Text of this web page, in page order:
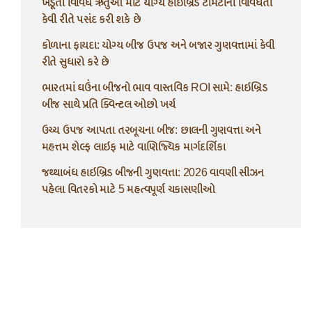
કેવી રીતે પસંદ કરી શકે છે
કોળાના ફાયદા: યોગ્ય બીજ ઉપજ અને બજાર ગુણવત્તામાં કેવી
રીતે સુધારો કરે છે
ભારતમાં ઘઉંના બીજનો ભાવ વાસ્તવિક ROI સામે: હાઇબ્રિડ
બીજ સાથે પ્રતિ ક્વિન્ટલ ઓછો ખર્ચ
ઉચ્ચ ઉપજ આપતા તરબૂચના બીજ: છાલની ગુણવત્તા અને
મહત્તમ શેલ્ફ લાઇફ માટે વાણિજ્યિક માર્ગદર્શિકા
જથ્થાબંધ હાઇબ્રિડ બીજની ગુણવત્તા: 2026 વાવણી સીઝન
પહેલા વિતરકો માટે 5 મહત્વપૂર્ણ ચકાસણીઓ